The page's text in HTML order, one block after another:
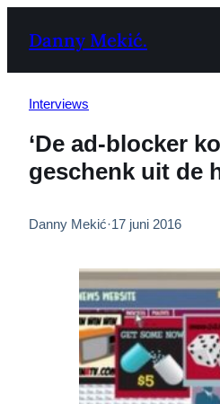
naarDanny Mekić.
Interviews
‘De ad-blocker
geschenk uit de
Danny Mekić·17 juni 2016